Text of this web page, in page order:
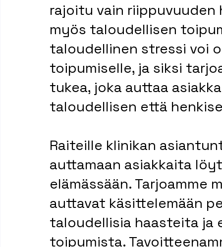
rajoitu vain
myös taloudellisen
taloudellinen stressi voi
toipumiselle, ja siksi
tukea, joka auttaa
taloudellisen että
Raiteille klinikan
auttamaan asiakkaita
elämässään. Tarjoamme
auttavat käsittelemään
taloudellisia haasteita ja
toipumista.